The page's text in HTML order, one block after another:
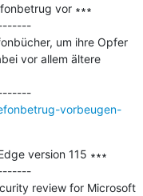
vor ∗∗∗
um ihre Opfer
vor allem ältere
---------------------------------------------
vorbeugen-
version 115 ∗∗∗
review for Microsoft